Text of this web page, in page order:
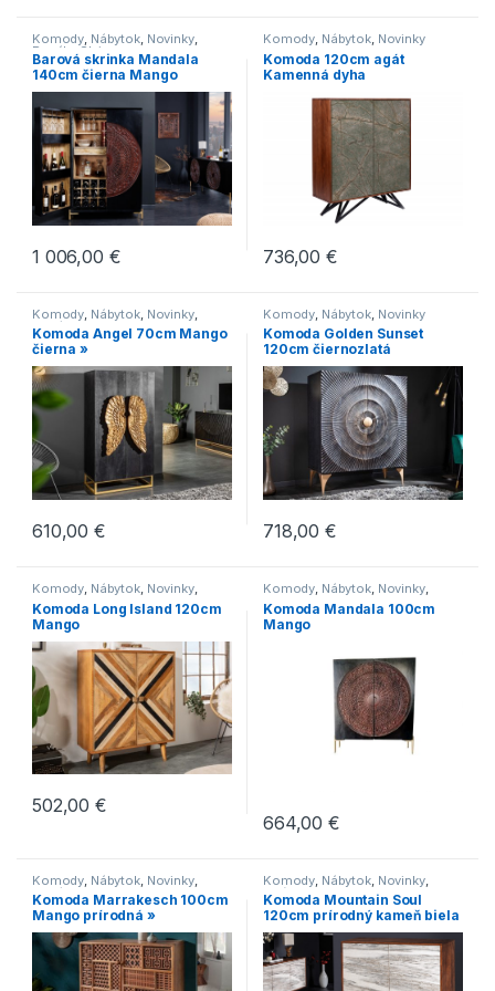
Komody, Nábytok, Novinky,
Regály , Skrine
Barová skrinka Mandala
140cm čierna Mango
1 006,00 €
Komody, Nábytok, Novinky
Komoda 120cm agát
Kamenná dyha
736,00€
Komody Nábytok, Novinky,
Regály ,Skrine
Komoda Angel 70cm Mango
čierna »
610,00€
Komody Nábytok, Novinky
Komoda Golden Sunset
120cm čiernozlatá
718,00€
Komody, Nábytok, Novinky,
Skrine
Komoda Long Island 120cm
Mango
502,00€
Komody, Nábytok, Novinky,
Skrine
Komoda Mandala 100cm
Mango
664,00€
Komody Nábytok, Novinky,
Regály ,Skrine
Komoda Marrakesch 100cm
Mango prírodná »
Komody Nábytok, Novinky,
Obývacie steny
Komoda Mountain Soul
120cm prírodný kameň biela